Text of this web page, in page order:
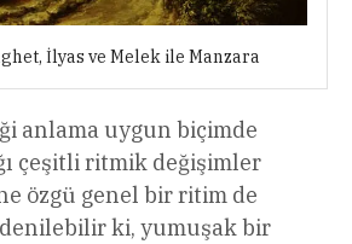
İlyas ve Melek ile Manzara
anlama uygun biçimde
çeşitli ritmik değişimler
özgü genel bir ritim de
ki, yumuşak bir